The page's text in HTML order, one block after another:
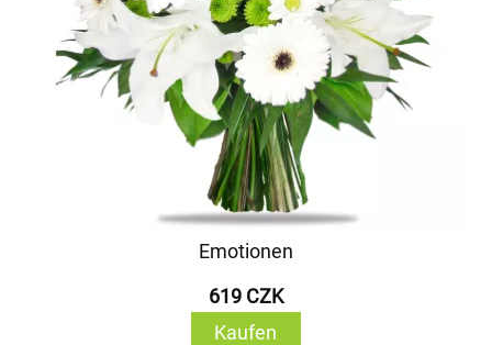
Emotionen
619 CZK
Kaufen